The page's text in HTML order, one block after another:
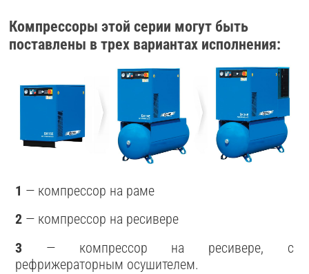
Компрессоры этой серии могут быть
поставлены в трех вариантах исполнения:
1 — компрессор на раме
2 — компрессор на ресивере
3 — компрессор на ресивере, с
рефрижераторным осушителем.